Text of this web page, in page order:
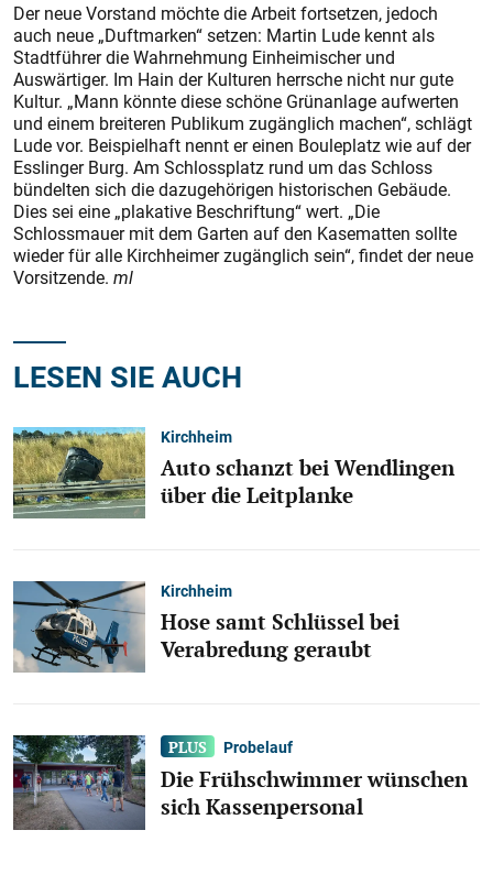
Der neue Vorstand möchte die Arbeit fortsetzen, jedoch
auch neue „Duftmarken“ setzen: Martin Lude kennt als
Stadtführer die Wahrnehmung Einheimischer und
Auswärtiger. Im Hain der Kulturen herrsche nicht nur gute
Kultur. „Mann könnte diese schöne Grünanlage aufwerten
und einem breiteren Publikum zugänglich machen“, schlägt
Lude vor. Beispielhaft nennt er einen Bouleplatz wie auf der
Esslinger Burg. Am Schlossplatz rund um das Schloss
bündelten sich die dazugehörigen historischen Gebäude.
Dies sei eine „plakative Beschriftung“ wert. „Die
Schlossmauer mit dem Garten auf den Kasematten sollte
wieder für alle Kirchheimer zugänglich sein“, findet der neue
Vorsitzende. ml
LESEN SIE AUCH
Kirchheim
Auto schanzt bei Wendlingen
über die Leitplanke
Kirchheim
Hose samt Schlüssel bei
Verabredung geraubt
Probelauf
Die Frühschwimmer wünschen
sich Kassenpersonal